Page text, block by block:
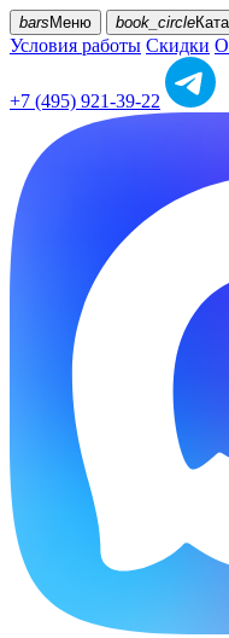
bars Меню book_circle
Условия работы Скидки О
+7 (495) 921-39-22